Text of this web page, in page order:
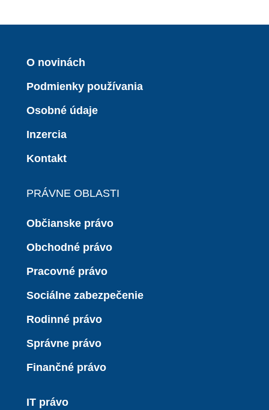
O novinách
Podmienky používania
Osobné údaje
Inzercia
Kontakt
PRÁVNE OBLASTI
Občianske právo
Obchodné právo
Pracovné právo
Sociálne zabezpečenie
Rodinné právo
Správne právo
Finančné právo
IT právo